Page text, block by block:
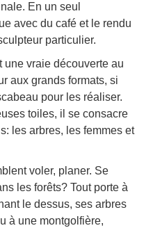
En un seul
avec du café et le rendu
particulier.
une vraie découverte au
aux grands formats, si
pour les réaliser.
toiles, il se consacre
les arbres, les femmes et
voler, planer. Se
les forêts? Tout porte à
le dessus, ses arbres
à une montgolfière,